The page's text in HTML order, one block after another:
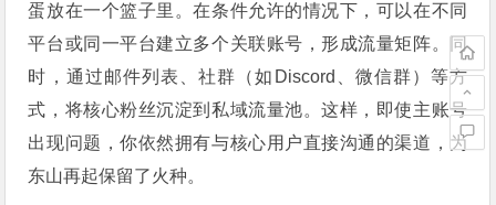
蛋放在一个篮子里。在条件允许的情况下，可以在不同
平台或同一平台建立多个关联账号，形成流量矩阵。同
时，通过邮件列表、社群（如Discord、微信群）等方
式，将核心粉丝沉淀到私域流量池。这样，即使主账号
出现问题，你依然拥有与核心用户直接沟通的渠道，为
东山再起保留了火种。